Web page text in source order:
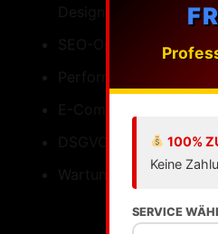
100%
Keine
SERVICE
SEO-Optimierung fuer
DSGVO-konforme
Wartung Updates